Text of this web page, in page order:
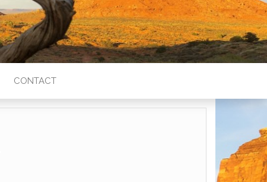
CONTACT